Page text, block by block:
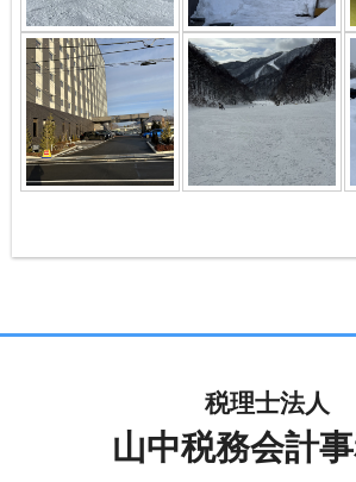
税理士法人
山中税務会計